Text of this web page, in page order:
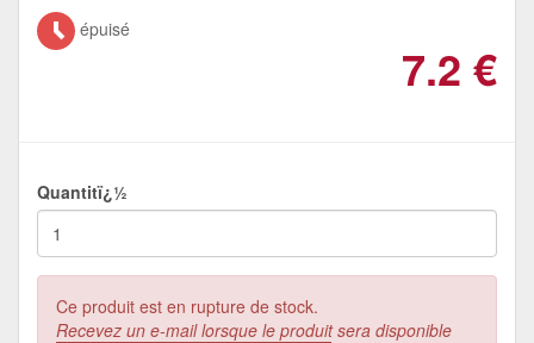
épuisé
7.2 €
Quantitï¿½
Ce produit est en rupture de stock.
Recevez un e-mail lorsque le produit sera disponible